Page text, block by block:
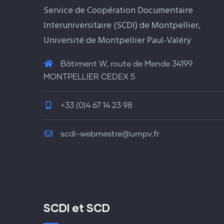
Service de Coopération Documentaire
Interuniversitaire (SCDI) de Montpellier,
Université de Montpellier Paul-Valéry
Bâtiment W, route de Mende 34199
MONTPELLIER CEDEX 5
+33 (0)4 67 14 23 98
scdi-webmestre@umpv.fr
SCDI et SCD